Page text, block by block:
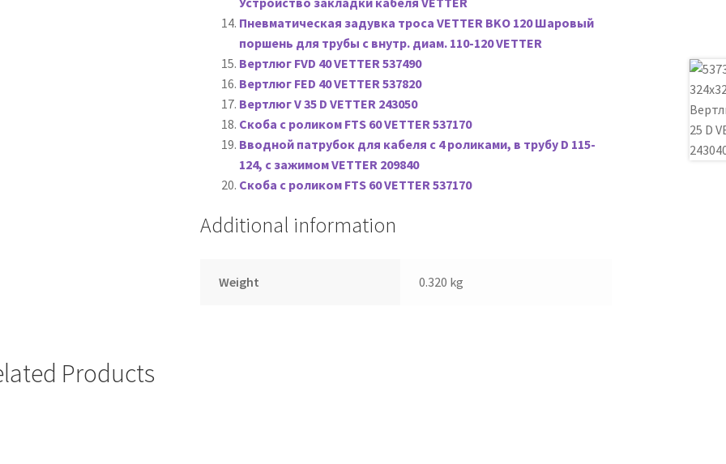
Оформление заказа
дизельных кабельных лебедок для прокладки кабеля
Пневматическая задувка троса VETTER BKO 120 Шаровый
поршень для трубы с внутр. диам. 110-120 VETTER
Вертлюг FVD 40 VETTER 537490
Вертлюг FED 40 VETTER 537820
Вертлюг V 35 D VETTER 243050
Скоба с роликом FTS 60 VETTER 537170
Вводной патрубок для кабеля с 4 роликами, в трубу D 115-
124, с зажимом VETTER 209840
Скоба с роликом FTS 60 VETTER 537170
Additional information
Weight 0.320 kg
Products